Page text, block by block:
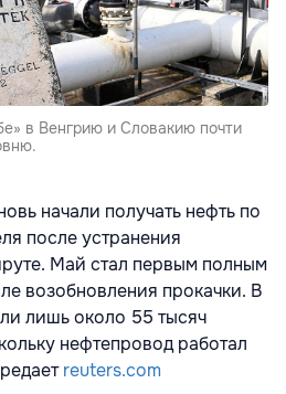
в Венгрию и Словакию почти
начали получать нефть по
после устранения
Май стал первым полным
возобновления прокачки. В
лишь около 55 тысяч
нефтепровод работал
reuters.com